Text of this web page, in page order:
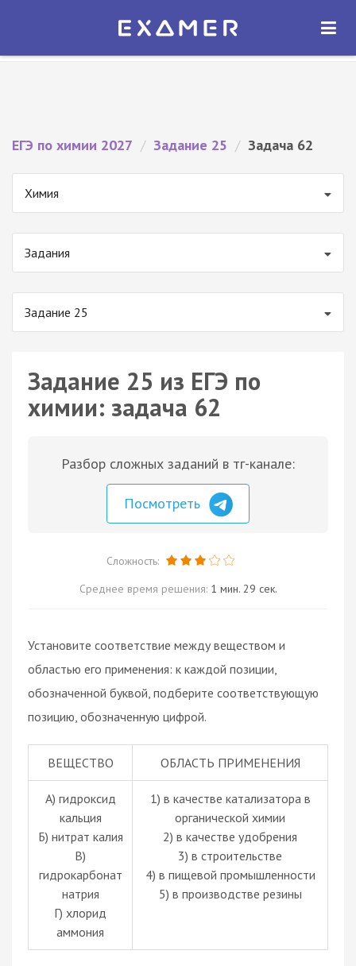
Экзамер — ЕГЭ 2027
ОТКРЫТЬ
ЕГЭ по химии 2027 / Задание 25 / Задача 62
Химия
Задания
Задание 25
Задание 25 из ЕГЭ по
химии: задача 62
Разбор сложных заданий в тг-канале:
Посмотреть
Сложность:
Среднее время решения: 1 мин. 29 сек.
Установите соответствие между веществом и
областью его применения: к каждой позиции,
обозначенной буквой, подберите соответствующую
позицию, обозначенную цифрой.
ВЕЩЕСТВО ОБЛАСТЬ ПРИМЕНЕНИЯ
А) гидроксид
кальция
Б) нитрат калия
В)
гидрокарбонат
натрия
Г) хлорид
аммония
1) в качестве катализатора в
органической химии
2) в качестве удобрения
3) в строительстве
4) в пищевой промышленности
5) в производстве резины